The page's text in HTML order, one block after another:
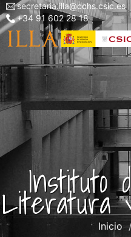
Pasar
al
contenido
Menu
top
left
secretaria.illa@cchs.csic.es
+34 91 602 28 18
Instituto
LiteraturaInicio